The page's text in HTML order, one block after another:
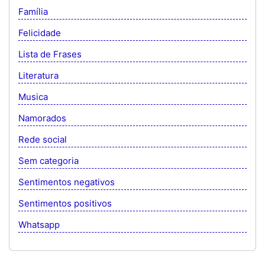
Família
Felicidade
Lista de Frases
Literatura
Musica
Namorados
Rede social
Sem categoria
Sentimentos negativos
Sentimentos positivos
Whatsapp